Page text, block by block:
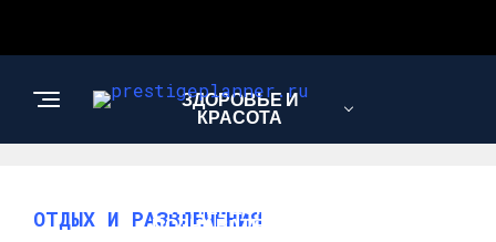
ЗДОРОВЬЕ И
КРАСОТА
ИНТЕРЕСНОЕ И
ПОЗНАВАТЕЛЬНОЕ
ОТДЫХ И РАЗВЛЕЧЕНИЯ